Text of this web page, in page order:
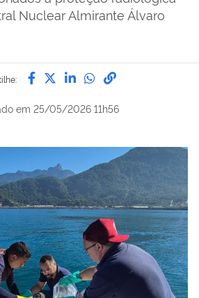
Nuclear Almirante Álvaro
Compartilhe por Facebook
Compartilhe por Twitter
Compartilhe por
Compartilhe
link para
em 25/05/2026 11h56